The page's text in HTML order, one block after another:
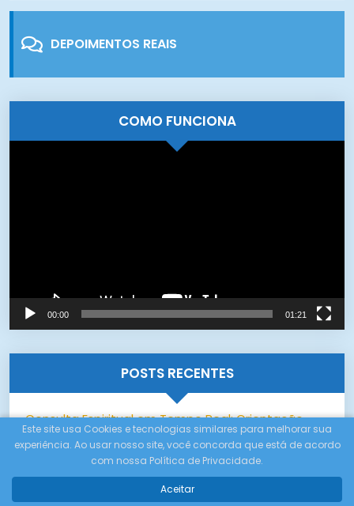
DEPOIMENTOS REAIS
COMO FUNCIONA
00:00 01:21
POSTS RECENTES
Consulta Espiritual em Tempo Real: Orientação
Online Já
Tarot para Trabalho e Dinheiro: Dicas e Tiragens
Este site usa Cookies e tecnologias similares para melhorar sua
experiência. Ao usar nosso site, você concorda que está de acordo
com nossa Política de Privacidade.
Aceitar